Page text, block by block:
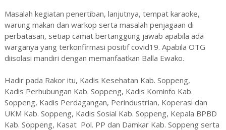
Masalah kegiatan penertiban, lanjutnya, tempat karaoke,
warung makan dan warkop serta masalah penjagaan di
perbatasan, setiap camat bertanggung jawab apabila ada
warganya yang terkonfirmasi positif covid19. Apabila OTG
diisolasi mandiri dengan memanfaatkan Balla Ewako.
Hadir pada Rakor itu, Kadis Kesehatan Kab. Soppeng,
Kadis Perhubungan Kab. Soppeng, Kadis Kominfo Kab.
Soppeng, Kadis Perdagangan, Perindustrian, Koperasi dan
UKM Kab. Soppeng, Kadis Sosial Kab. Soppeng, Kepala BPBD
Kab. Soppeng, Kasat Pol. PP dan Damkar Kab. Soppeng serta